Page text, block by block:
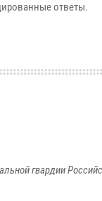
ответы.
гвардии